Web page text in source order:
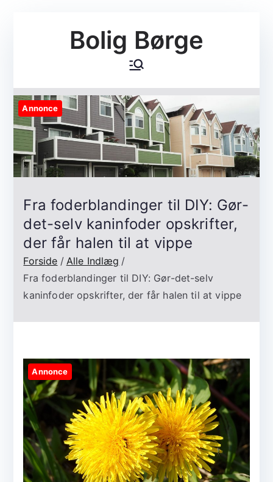
Bolig Børge
Annonce
Fra foderblandinger til DIY: Gør-
det-selv kaninfoder opskrifter,
der får halen til at vippe
Forside
Alle Indlæg
Fra foderblandinger til DIY: Gør-det-selv
kaninfoder opskrifter, der får halen til at vippe
Annonce